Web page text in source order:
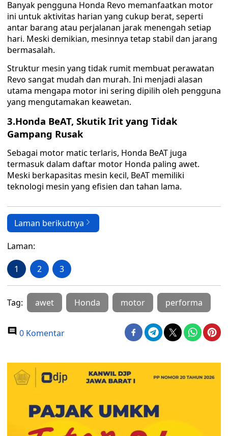
Banyak pengguna Honda Revo memanfaatkan motor
ini untuk aktivitas harian yang cukup berat, seperti
antar barang atau perjalanan jarak menengah setiap
hari. Meski demikian, mesinnya tetap stabil dan jarang
bermasalah.
Struktur mesin yang tidak rumit membuat perawatan
Revo sangat mudah dan murah. Ini menjadi alasan
utama mengapa motor ini sering dipilih oleh pengguna
yang mengutamakan keawetan.
3.Honda BeAT, Skutik Irit yang Tidak
Gampang Rusak
Sebagai motor matic terlaris, Honda BeAT juga
termasuk dalam daftar motor Honda paling awet.
Meski berkapasitas mesin kecil, BeAT memiliki
teknologi mesin yang efisien dan tahan lama.
Laman berikutnya
Laman:
1 2 3
Tag: awet Honda motor performa
0 Komentar